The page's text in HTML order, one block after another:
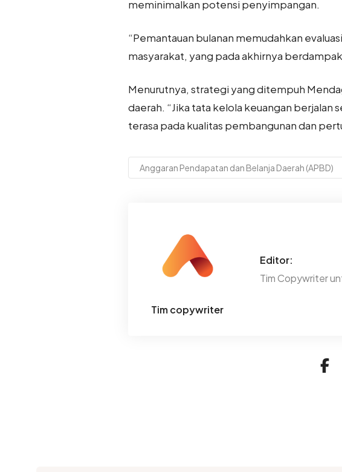
meminimalkan potensi penyimpangan.
“Pemantauan bulanan memudahkan
masyarakat, yang pada akhirnya
Menurutnya, strategi yang ditempuh
daerah. “Jika tata kelola keuangan berjalan
terasa pada kualitas pembangunan dan
Anggaran Pendapatan dan Belanja Daerah (APBD)
Tim copywriter
Editor:
Tim Copywriter